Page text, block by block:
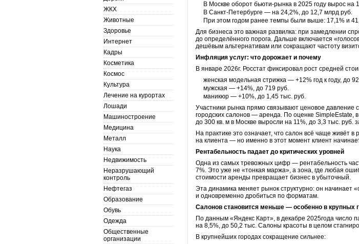
В Москве оборот бьюти-рынка в 2025 году вырос на
В Санкт-Петербурге — на 24,2%, до 12,7 млрд руб.
При этом годом ранее темпы были выше: 17,1% и
Для бизнеса это важная развилка: при замедлении
до определённого порога. Дальше включается
дешёвым альтернативам или сокращают частоту
Инфляция услуг: что дорожает и почему
В январе 2026г. Росстат фиксировал рост средней
женская модельная стрижка — +12% год к году, до
мужская — +14%, до 719 руб.
маникюр — +10%, до 1,45 тыс. руб.
Участники рынка прямо связывают ценовое давление
городских салонов — аренда. По оценке SimpleEstate,
до 300 кв. м в Москве выросли на 11%, до 3,3 тыс. руб.
На практике это означает, что салон всё чаще живёт
на клиента — но именно в этот момент клиент
Рентабельность падает до критических уровней
Одна из самых тревожных цифр — рентабельность
7%. Это уже не «тонкая маржа», а зона, где любая
стоимости аренды превращает бизнес в убыточный.
Эта динамика меняет рынок структурно: он начинает
и одновременно дробиться по форматам.
Салонов становится меньше — особенно в крупных
По данным «Яндекс Карт», в декабре 2025года число
на 8,5%, до 50,2 тыс. Салоны красоты в целом
В крупнейших городах сокращение сильнее:
ЖКХ
Животные
Здоровье
Интернет
Кадры
Косметика
Космос
Культура
Лечение на курортах
Лошади
Машиностроение
Медицина
Металл
Наука
Недвижимость
Неразрушающий
контроль
Нефтегаз
Образование
Обувь
Одежда
Общественные
организации